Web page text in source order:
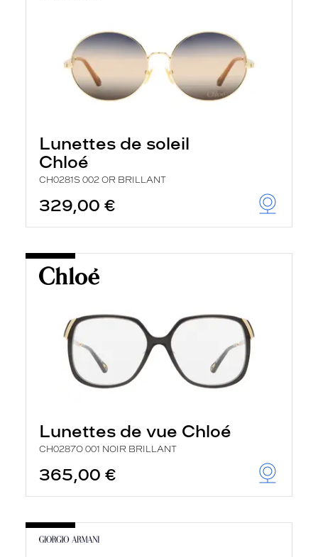
Lunettes de soleil
Chloé
CH0281S 002 OR BRILLANT
329,00 €
Lunettes de vue Chloé
CH0287O 001 NOIR BRILLANT
365,00 €